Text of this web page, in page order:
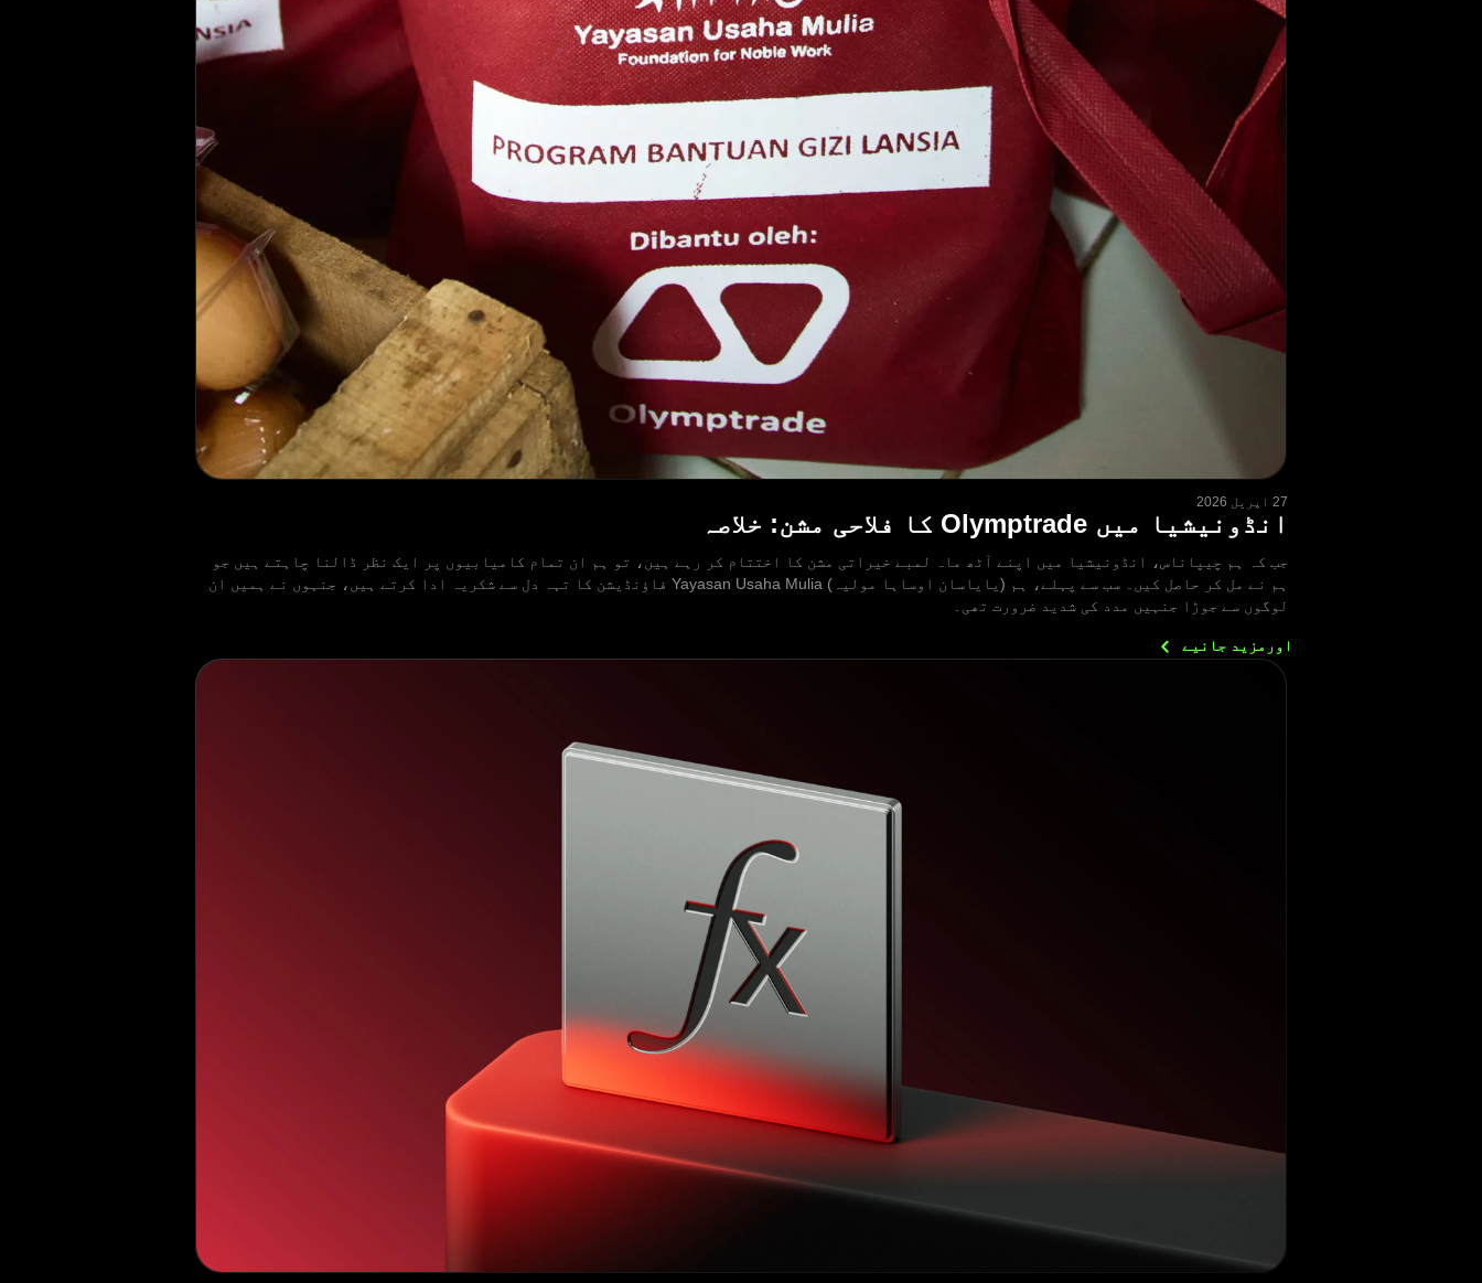
27 اپریل 2026
انڈونیشیا میں Olymptrade کا فلاحی مشن: خلاصہ
جب کہ ہم چیپاناس، انڈونیشیا میں اپنے آٹھ ماہ لمبے خیراتی مشن کا اختتام کر رہے ہیں، تو ہم ان تمام کامیابیوں پر ایک نظر ڈالنا چاہتے ہیں جو
ہم نے مل کر حاصل کیں۔ سب سے پہلے، ہم (یایاسان اوساہا مولیہ) Yayasan Usaha Mulia فاؤنڈیشن کا تہہ دل سے شکریہ ادا کرتے ہیں، جنہوں نے ہمیں ان
لوگوں سے جوڑا جنہیں مدد کی شدید ضرورت تھی۔
اورمزید جانیے